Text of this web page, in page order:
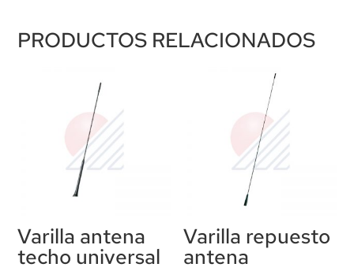
PRODUCTOS RELACIONADOS
Varilla antena
techo universal
Varilla repuesto
antena